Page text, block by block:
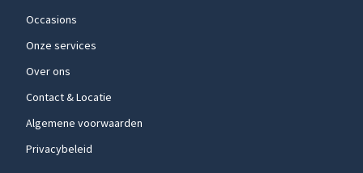
Occasions
Onze services
Over ons
Contact & Locatie
Algemene voorwaarden
Privacybeleid